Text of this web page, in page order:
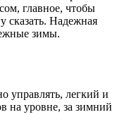
главное, чтобы
сказать. Надежная
зимы.
управлять, легкий и
на уровне, за зимний